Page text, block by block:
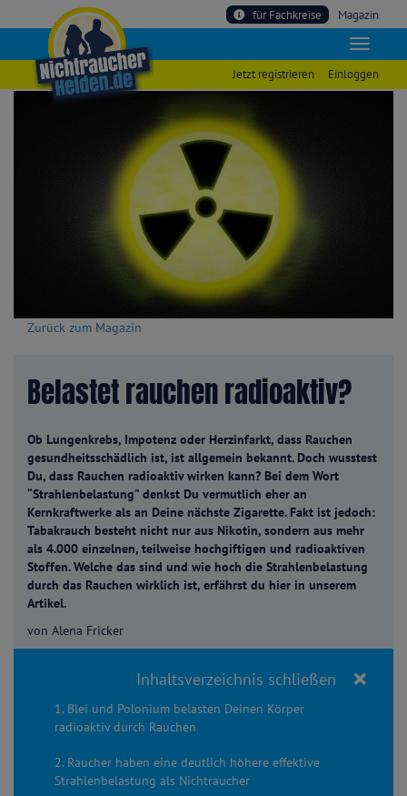
Magazin
für Fachkreise
Einloggen
Jetzt registrieren
Zurück zum Magazin
Belastet rauchen radioaktiv?
Ob Lungenkrebs, Impotenz oder Herzinfarkt, dass Rauchen
gesundheitsschädlich ist, ist allgemein bekannt. Doch wusstest
Du, dass Rauchen radioaktiv wirken kann? Bei dem Wort
“Strahlenbelastung” denkst Du vermutlich eher an
Kernkraftwerke als an Deine nächste Zigarette. Fakt ist jedoch:
Tabakrauch besteht nicht nur aus Nikotin, sondern aus mehr
als 4.000 einzelnen, teilweise hochgiftigen und radioaktiven
Stoffen. Welche das sind und wie hoch die Strahlenbelastung
durch das Rauchen wirklich ist, erfährst du hier in unserem
Artikel.
von Alena Fricker
Inhaltsverzeichnis schließen
1. Blei und Polonium belasten Deinen Körper
radioaktiv durch Rauchen
2. Raucher haben eine deutlich höhere effektive
Strahlenbelastung als Nichtraucher